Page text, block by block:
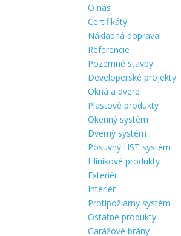
O nás
Certifikáty
Nákladná doprava
Referencie
Pozemné stavby
Developerské projekty
Okná a dvere
Plastové produkty
Okenný systém
Dverný systém
Posuvný HST systém
Hliníkové produkty
Exteriér
Interiér
Protipožiarny systém
Ostatné produkty
Garážové brány